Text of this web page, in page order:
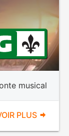
musical
PLUS